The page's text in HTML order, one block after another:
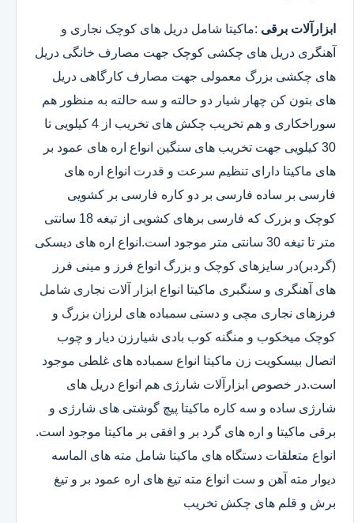
ابزارآلات برقی :ماکیتا شامل دریل های کوچک نجاری و
آهنگری دریل های چکشی کوچک جهت مصارف خانگی دریل
های چکشی بزرگ معمولی جهت مصارف کارگاهی دریل
های بتون کن چهار شیار دو حالته و سه حالته به منظور هم
سوراخکاری و هم تخریب چکش های تخریب از 4 کیلویی تا
30 کیلویی جهت تخریب های سنگین انواع اره های عمود بر
های ماکیتا دارای تنظیم سرعت و قدرت انواع اره های
فارسی بر ساده فارسی بر دو کاره فارسی بر کشویی
کوچک و بزرک که فارسی برهای کشویی از تیغه 18 سانتی
متر تا تیغه 30 سانتی متر موجود است.انواع اره های دیسکی
(گردبر)در سایزهای کوچک و بزرگ انواع فرز و مینی فرز
های آهنگری و سنگبری ماکیتا انواع ابزار آلات نجاری شامل
فرزهای نجاری مچی و دستی سمباده های لرزان بزرگ و
کوچک میخکوب و منگنه کوب بادی شیارزن دیار و چوب
اتصال بیسکویت زن ماکیتا انواع سمباده های غلطی موجود
است.در خصوص ابزارآلات شارژی هم انواع دریل های
شارژی ساده و سه کاره ماکیتا پیچ گوشتی های شارژی و
برقی ماکیتا و اره های گرد بر و افقی بر ماکیتا موجود است.
انواع متعلقات دستگاه های ماکیتا شامل مته های الماسه
دیوار مته آهن و ست انواع مته تیغ های اره عمود بر و تیغ
برش و قلم های چکش تخریب